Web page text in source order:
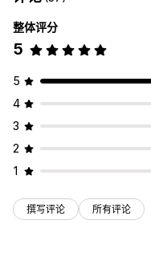
整体评分
5
5
4
3
2
1
撰写评论 所有评论